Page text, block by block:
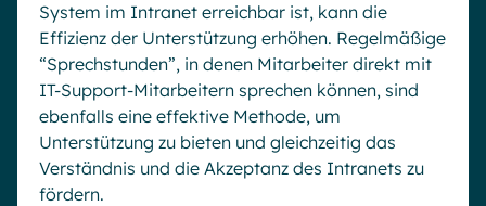
System im Intranet erreichbar ist, kann die
Effizienz der Unterstützung erhöhen. Regelmäßige
“Sprechstunden”, in denen Mitarbeiter direkt mit
IT-Support-Mitarbeitern sprechen können, sind
ebenfalls eine effektive Methode, um
Unterstützung zu bieten und gleichzeitig das
Verständnis und die Akzeptanz des Intranets zu
fördern.